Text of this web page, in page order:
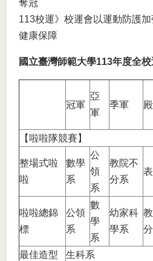
奪冠
113校運》校運會以運動防護
健康保障
國立臺灣師範大學113年度全
冠軍
亞
軍
季軍
【啦啦隊競賽】
整場式啦
啦
數學
系
公
領
系
教院不
分系
啦啦總錦
標
公領
系
數
學
系
幼家科
學系
最佳造型
生科系